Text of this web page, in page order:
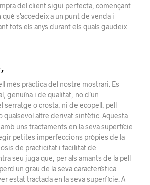
del client sigui perfecta, començant
s’accedeix a un punt de venda i
tots els anys durant els quals gaudeix
més pràctica del nostre mostrari. Es
genuïna i de qualitat, no d’un
serratge o crosta, ni de ecopell, pell
qualsevol altre derivat sintètic. Aquesta
uns tractaments en la seva superfície
petites imperfeccions pròpies de la
de practicitat i facilitat de
seu juga que, per als amants de la pell
un grau de la seva característica
estat tractada en la seva superfície. A